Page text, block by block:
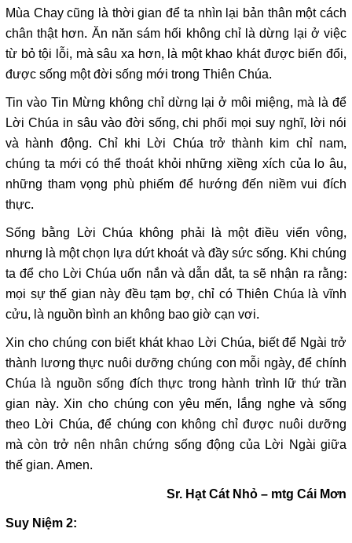
Mùa Chay cũng là thời gian để ta nhìn lại bản thân một cách
chân thật hơn. Ăn năn sám hối không chỉ là dừng lại ở việc
từ bỏ tội lỗi, mà sâu xa hơn, là một khao khát được biến đổi,
được sống một đời sống mới trong Thiên Chúa.
Tin vào Tin Mừng không chỉ dừng lại ở môi miệng, mà là để
Lời Chúa in sâu vào đời sống, chi phối mọi suy nghĩ, lời nói
và hành động. Chỉ khi Lời Chúa trở thành kim chỉ nam,
chúng ta mới có thể thoát khỏi những xiềng xích của lo âu,
những tham vọng phù phiếm để hướng đến niềm vui đích
thực.
Sống bằng Lời Chúa không phải là một điều viển vông,
nhưng là một chọn lựa dứt khoát và đầy sức sống. Khi chúng
ta để cho Lời Chúa uốn nắn và dẫn dắt, ta sẽ nhận ra rằng:
mọi sự thế gian này đều tạm bợ, chỉ có Thiên Chúa là vĩnh
cửu, là nguồn bình an không bao giờ cạn vơi.
Xin cho chúng con biết khát khao Lời Chúa, biết để Ngài trở
thành lương thực nuôi dưỡng chúng con mỗi ngày, để chính
Chúa là nguồn sống đích thực trong hành trình lữ thứ trần
gian này. Xin cho chúng con yêu mến, lắng nghe và sống
theo Lời Chúa, để chúng con không chỉ được nuôi dưỡng
mà còn trở nên nhân chứng sống động của Lời Ngài giữa
thế gian. Amen.
Sr. Hạt Cát Nhỏ – mtg Cái Mơn
Suy Niệm 2: